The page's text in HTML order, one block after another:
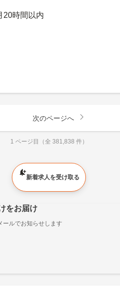
20時間以内
次のページへ
1 ページ目（全 381,838 件）
新着求人を受け取る
をお届け
ールでお知らせします